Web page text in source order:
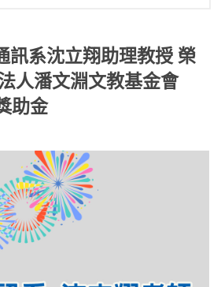
訊系沈立翔助理教授 榮
人潘文淵文教基金會
助金